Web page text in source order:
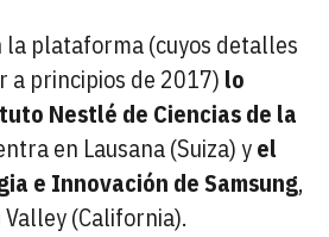
la plataforma (cuyos detalles
a principios de 2017) lo
Nestlé de Ciencias de la
en Lausana (Suiza) yel
e Innovación de Samsung,
(California).